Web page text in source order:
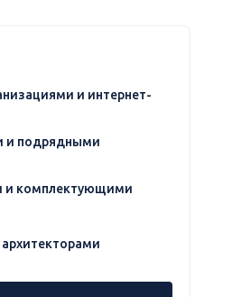
и интернет-
и подрядными
и комплектующими